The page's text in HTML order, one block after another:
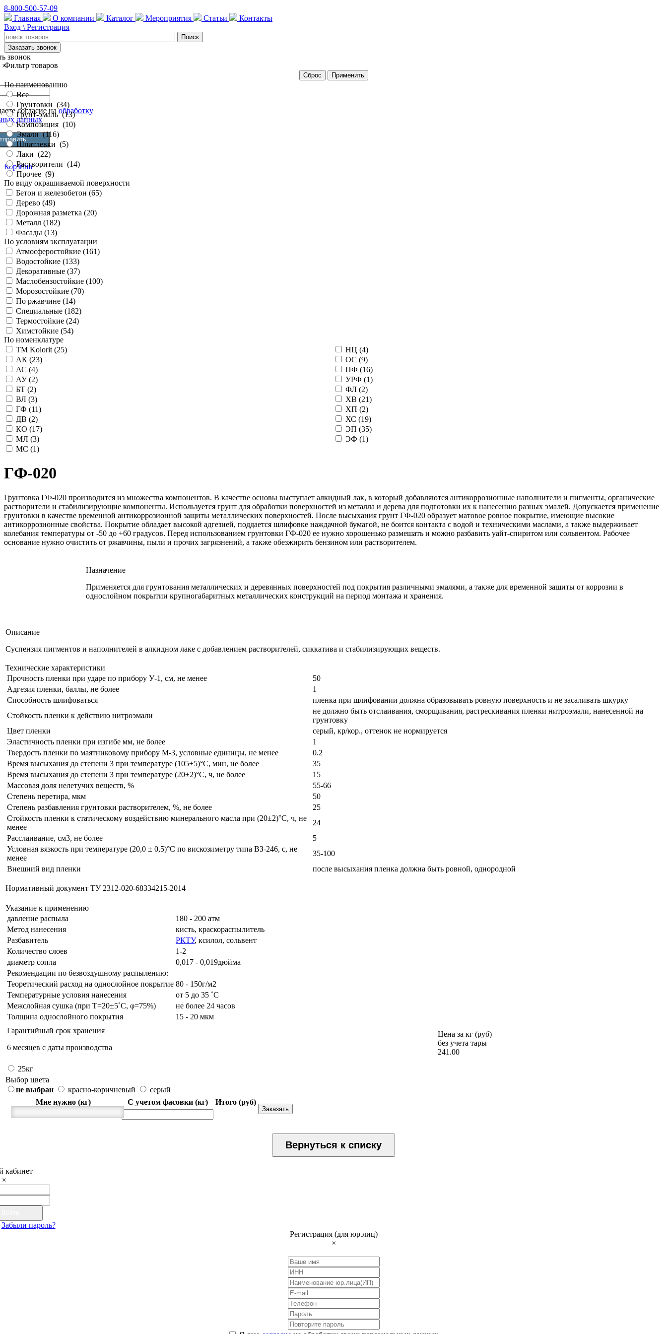
8-800-500-57-09
Главная
О компании Каталог Мероприятия Статьи
Контакты
Вход \ Регистрация
Заказать звонок
звонок
×
согласие наобработку
данных
Корзина
Фильтр товаров
Сброс Применить
По наименованию
Все
Грунтовки (34)
Грунт-эмаль(13)
Композиция (10)
Эмали(116)
Шпатлевки (5)
Лаки (22)
Растворители (14)
Прочее (9)
По виду окрашиваемой поверхности
Бетон и железобетон (65)
Дерево (49)
Дорожная разметка (20)
Металл (182)
Фасады (13)
По условиям эксплуатации
Атмосферостойкие (161)
Водостойкие (133)
Декоративные (37)
Маслобензостойкие (100)
Морозостойкие (70)
По ржавчине (14)
Специальные (182)
Термостойкие (24)
Химстойкие (54)
По номенклатуре
TM Kolorit (25)
АК (23)
АС (4)
АУ (2)
БТ (2)
ВЛ (3)
ГФ (11)
ДВ (2)
КО (17)
МЛ (3)
МС (1)
НЦ (4)
ОС (9)
ПФ (16)
УРФ (1)
ФЛ (2)
ХВ (21)
ХП (2)
ХС (19)
ЭП (35)
ЭФ (1)
ГФ-020
Грунтовка ГФ-020 производится из множества компонентов. В качестве основы выступает алкидный лак, в который добавляются антикоррозионные наполнители и пигменты, органические
растворители и стабилизирующие компоненты. Используется грунт для обработки поверхностей из металла и дерева для подготовки их к нанесению разных эмалей. Допускается применение
грунтовки в качестве временной антикоррозионной защиты металлических поверхностей. После высыхания грунт ГФ-020 образует матовое ровное покрытие, имеющие высокие
антикоррозионные свойства. Покрытие обладает высокой адгезией, поддается шлифовке наждачной бумагой, не боится контакта с водой и техническими маслами, а также выдерживает
колебания температуры от -50 до +60 градусов. Перед использованием грунтовки ГФ-020 ее нужно хорошенько размешать и можно разбавить уайт-спиритом или сольвентом. Рабочее
основание нужно очистить от ржавчины, пыли и прочих загрязнений, а также обезжирить бензином или растворителем.
Назначение
Применяется для грунтования металлических и деревянных поверхностей под покрытия различными эмалями, а также для временной защиты от коррозии в
однослойном покрытии крупногабаритных металлических конструкций на период монтажа и хранения.
Описание
Суспензия пигментов и наполнителей в алкидном лаке с добавлением растворителей, сиккатива и стабилизирующих веществ.
Технические характеристики
Прочность пленки при ударе по прибору У-1, см, не менее
50
Адгезия пленки, баллы, не более
1
Способность шлифоваться
пленка при шлифовании должна образовывать ровную поверхность и не засаливать шкурку
Стойкость пленки к действию нитроэмали
не должно быть отслаивания, сморщивания, растрескивания пленки нитроэмали, нанесенной на
грунтовку
Цвет пленки
серый, кр/кор., оттенок не нормируется
Эластичность пленки при изгибе мм, не более
1
Твердость пленки по маятниковому прибору М-3, условные единицы, не менее
0.2
Время высыхания до степени 3 при температуре (105±5)°С, мин, не более
35
Время высыхания до степени 3 при температуре (20±2)°С, ч, не более
15
Массовая доля нелетучих веществ, %
55-66
Степень перетира, мкм
50
Степень разбавления грунтовки растворителем, %, не более
25
Стойкость пленки к статическому воздействию минерального масла при (20±2)°С, ч, не
менее
24
Расслаивание, см3, не более
5
Условная вязкость при температуре (20,0 ± 0,5)°С по вискозиметру типа ВЗ-246, с, не
менее
35-100
Внешний вид пленки
после высыхания пленка должна быть ровной, однородной
Нормативный документ ТУ 2312-020-68334215-2014
Указание к применению
давление распыла
180 - 200 атм
Метод нанесения
кисть, краскораспылитель
Разбавитель
РКТУ, ксилол, сольвент
Количество слоев
1-2
диаметр сопла
0,017 - 0,019дюйма
Рекомендации по безвоздушному распылению:
Теоретический расход на однослойное покрытие 80 - 150г/м2
Температурные условия нанесения
от 5 до 35 ˚C
Межслойная сушка (при Т=20±5˚C, φ=75%)
не более 24 часов
Толщина однослойного покрытия
15 - 20 мкм
Гарантийный срок хранения
6 месяцев с даты производства
Цена за кг (руб)
без учета тары
241.00
25кг
Выбор цвета
не выбран
красно-коричневый
серый
Мне нужно (кг)
С учетом фасовки (кг) Итого (руб)
Заказать
Вернуться к списку
кабинет
×
Забыли пароль?
Регистрация (для юр.лиц)
×